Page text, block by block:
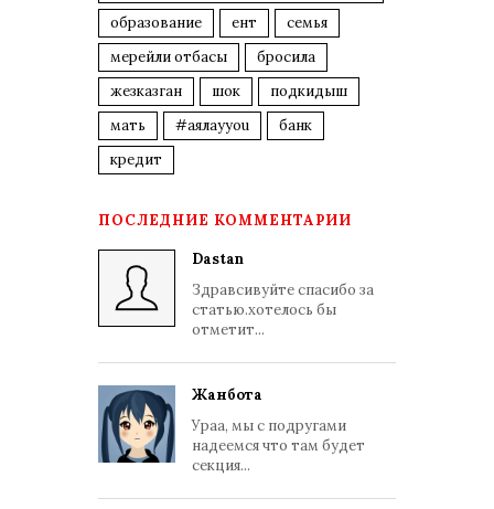
образование
ент
семья
мерейли отбасы
бросила
жезказган
шок
подкидыш
мать
#аялауyou
банк
кредит
ПОСЛЕДНИЕ КОММЕНТАРИИ
Dastan
Здравсивуйте спасибо за
статью.хотелось бы
отметит...
Жанбота
Ураа, мы с подругами
надеемся что там будет
секция...